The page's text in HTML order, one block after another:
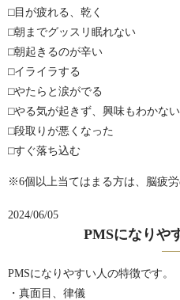
⬜︎目が疲れる、乾く
⬜︎朝までグッスリ眠れない
⬜︎朝起きるのが辛い
⬜︎イライラする
⬜︎やたらと涙がでる
⬜︎やる気が起きず、興味もわかない
⬜︎段取りが悪くなった
⬜︎すぐ落ち込む
※6個以上当てはまる方は、脳疲労
2024/06/05
PMSになりや
PMSになりやすい人の特徴です。
・真面目、律儀